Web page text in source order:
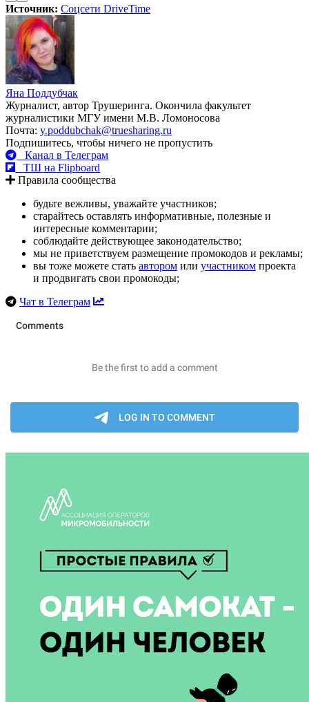
Источник: Соцсети DriveTime
Яна Поддубчак
Журналист, автор Трушеринга. Окончила факультет
журналистики МГУ имени М.В. Ломоносова
Почта: y.poddubchak@truesharing.ru
Подпишитесь, чтобы ничего не пропустить
Канал в Телеграм
ТШ на Flipboard
Правила сообщества
будьте вежливы, уважайте участников;
старайтесь оставлять информативные, полезные и
интересные комментарии;
соблюдайте действующее законодательство;
мы не приветствуем размещение промокодов и рекламы;
вы тоже можете стать автором или участником проекта
и продвигать свои промокоды;
Чат в Телеграм